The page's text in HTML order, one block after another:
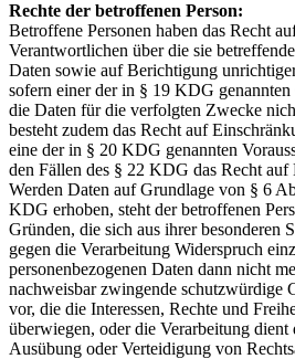
Rechte der betroffenen Person:
Betroffene Personen haben das Recht
Verantwortlichen über die sie
Daten sowie auf Berichtigung
sofern einer der in § 19 KDG
die Daten für die verfolgten Zwecke
besteht zudem das Recht auf
eine der in § 20 KDG genannten
den Fällen des § 22 KDG das Recht auf
Werden Daten auf Grundlage von § 6
KDG erhoben, steht der betroffenen
Gründen, die sich aus ihrer besonderen
gegen die Verarbeitung Widerspruch
personenbezogenen Daten dann nicht
nachweisbar zwingende schutzwürdige
vor, die die Interessen, Rechte und
überwiegen, oder die Verarbeitung dient
Ausübung oder Verteidigung von